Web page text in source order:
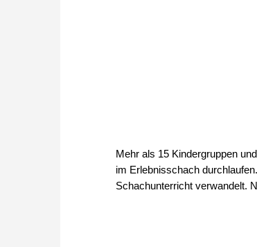
Mehr als 15 Kindergruppen
im Erlebnisschach
Schachunterricht verwandelt.